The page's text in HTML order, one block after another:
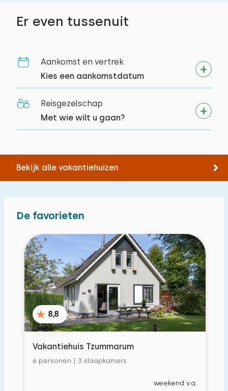
Er even tussenuit
Aankomst en vertrek
Kies een aankomstdatum
Reisgezelschap
Met wie wilt u gaan?
Bekijk alle vakantiehuizen
De favorieten
8,8
Vakantiehuis Tzummarum
6 personen | 3 slaapkamers
weekend v.a.